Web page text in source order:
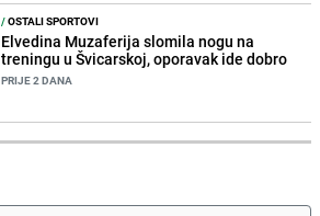
/OSTALI SPORTOVI
Elvedina Muzaferija slomila nogu na
treningu u Švicarskoj, oporavak ide dobro
PRIJE 2 DANA